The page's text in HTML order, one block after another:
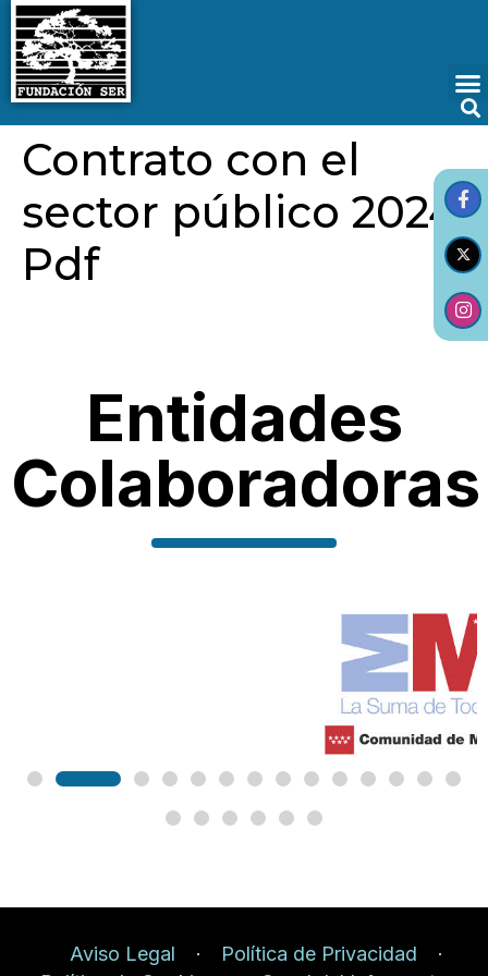
Contrato con el
sector público 2024
Pdf
Entidades
Colaboradoras
Aviso Legal
Política de Privacidad